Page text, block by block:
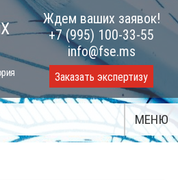
Ждем ваших заявок!
+7 (995) 100-33-55
info@fse.ms
Заказать экспертизу
МЕНЮ